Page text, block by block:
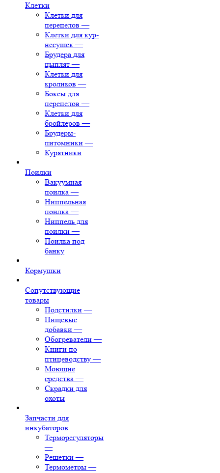
Клетки
Клетки для
перепелов —
Клетки для кур-
несушек —
Брудера для
цыплят —
Клетки для
кроликов —
Боксы для
перепелов —
Клетки для
бройлеров —
Брудеры-
питомники —
Курятники
Поилки
Вакуумная
поилка —
Ниппельная
поилка —
Ниппель для
поилки —
Поилка под
банку
Кормушки
Сопутствующие
товары
Подстилки —
Пищевые
добавки —
Обогреватели —
Книги по
птицеводству —
Моющие
средства —
Скрадки для
охоты
Запчасти для
инкубаторов
Терморегуляторы
—
Решетки —
Термометры —